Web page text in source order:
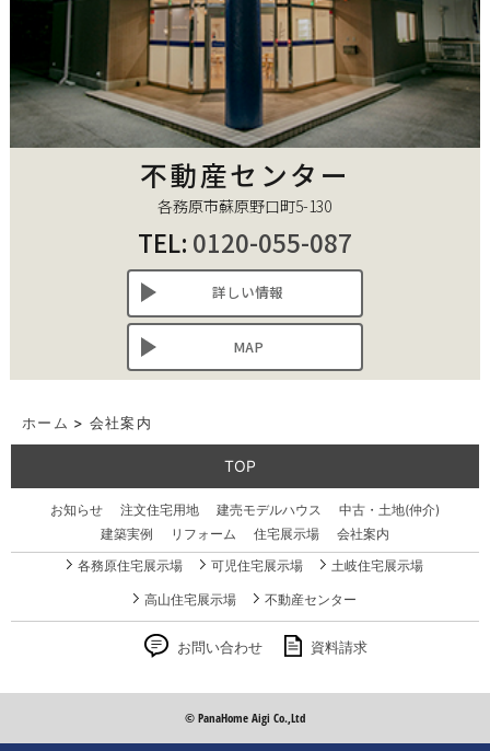
不動産センター
各務原市蘇原野口町5-130
TEL: 0120-055-087
詳しい情報
MAP
ホーム > 会社案内
TOP
お知らせ 注文住宅用地 建売モデルハウス
中古・土地(仲介)
建築実例
リフォーム 住宅展示場
会社案内
各務原住宅展示場
可児住宅展示場 土岐住宅展示場
高山住宅展示場 不動産センター
お問い合わせ 資料請求
© PanaHome Aigi Co.,Ltd